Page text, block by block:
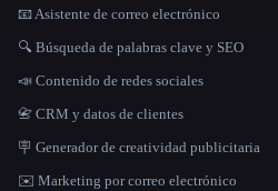
📧 Asistente de correo electrónico
🔍 Búsqueda de palabras clave y SEO
📣 Contenido de redes sociales
📇 CRM y datos de clientes
🪧 Generador de creatividad publicitaria
✉️ Marketing por correo electrónico